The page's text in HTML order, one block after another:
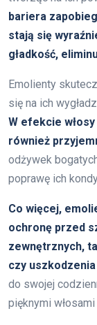
bariera
stają się
gładkość,
Emolienty
się na ich
W efekcie
również
odżywek
poprawę ich
Co więcej,
ochronę przed
zewnętrznych,
czy
do swojej
pięknymi